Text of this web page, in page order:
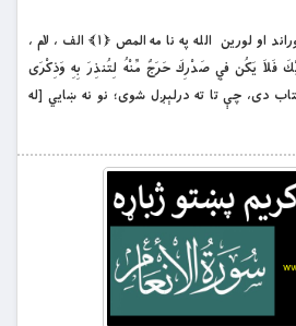
بِسْمِ اللَّهِ الرَّحْمَنِ الرَّحِيمِ د لوراند او لورين الله په نا مه المص ﴿۱﴾ الف ، لام ،
أُنزِلَ إِلَيْكَ فَلاَ يَكُن فِي صَدْرِكَ حَرَجٌ مِّنْهُ لِتُنذِرَ بِهِ وَذِكْرَى
يو كتاب دى، چې تا ته درلېږل شوى؛ نو نه ښايي [له